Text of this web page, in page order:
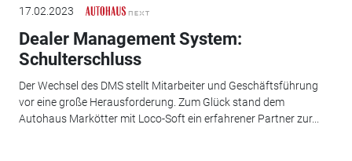
17.02.2023
Dealer Management System:
Schulterschluss
Der Wechsel des DMS stellt Mitarbeiter und Geschäftsführung
vor eine große Herausforderung. Zum Glück stand dem
Autohaus Markötter mit Loco-Soft ein erfahrener Partner zur...